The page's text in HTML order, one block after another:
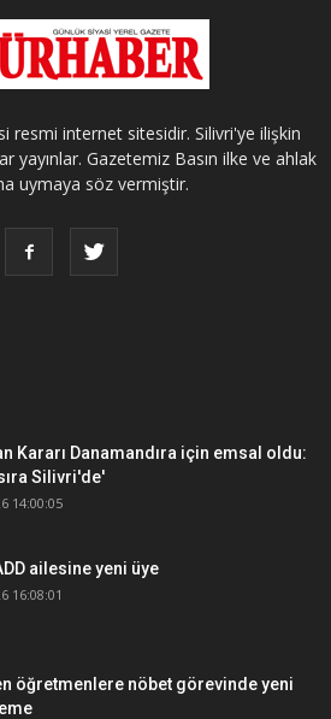
resmi internet sitesidir. Silivri'ye ilişkin
yayınlar. Gazetemiz Basın ilke ve ahlak
uymaya söz vermiştir.
Kararı Danamandıra için emsal oldu:
Silivri'de'
14:00:05
ailesine yeni üye
16:08:01
öğretmenlere nöbet görevinde yeni